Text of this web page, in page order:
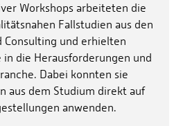
Workshops arbeiteten die
Fallstudien aus den
Consulting und erhielten
in die Herausforderungen und
Dabei konnten sie
aus dem Studium direkt auf
anwenden.